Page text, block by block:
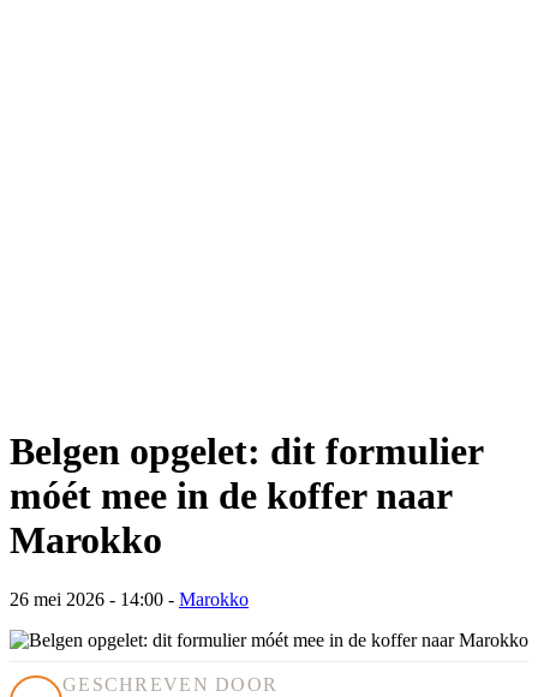
Belgen opgelet: dit formulier
móét mee in de koffer naar
Marokko
26 mei 2026 - 14:00 - Marokko
GESCHREVEN DOOR